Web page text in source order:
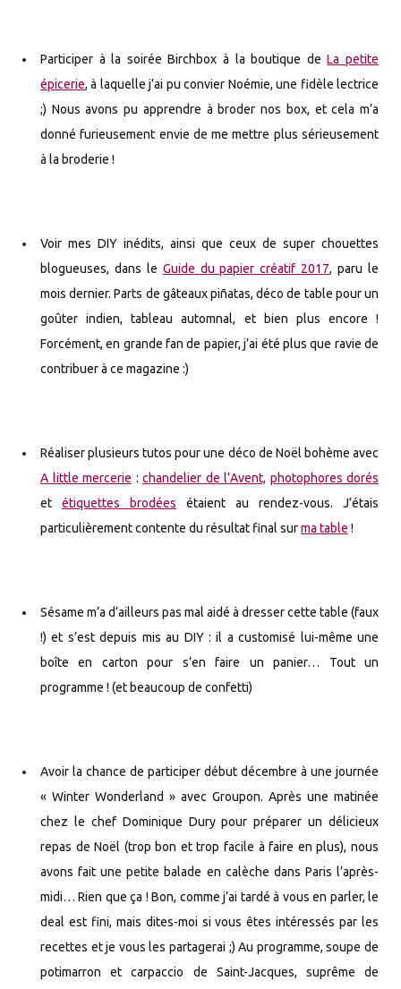
Participer à la soirée Birchbox à la boutique deLa petite
épicerie, à laquelle j’ai pu convier Noémie, une fidèle lectrice
;) Nous avons pu apprendre à broder nos box, et cela m’a
donné furieusement envie de me mettre plus sérieusement
à la broderie !
Voir mes DIY inédits, ainsi que ceux de super chouettes
blogueuses, dans le Guide du papier créatif 2017, paru le
mois dernier. Parts de gâteaux piñatas, déco de table pour un
goûter indien, tableau automnal, et bien plus encore !
Forcément, en grande fan de papier, j’ai été plus que ravie de
contribuer à ce magazine :)
Réaliser plusieurs tutos pour une déco de Noël bohème avec
A little mercerie : chandelier de l’Avent, photophores dorés
et étiquettes brodées étaient au rendez-vous. J’étais
particulièrement contente du résultat final surma table !
Sésame m’a d’ailleurs pas mal aidé à dresser cette table (faux
!) et s’est depuis mis au DIY : il a customisé lui-même une
boîte en carton pour s’en faire un panier… Tout un
programme ! (et beaucoup de confetti)
Avoir la chance de participer début décembre à une journée
« Winter Wonderland » avec Groupon. Après une matinée
chez le chef Dominique Dury pour préparer un délicieux
repas de Noël (trop bon et trop facile à faire en plus), nous
avons fait une petite balade en calèche dans Paris l’après-
midi… Rien que ça ! Bon, comme j’ai tardé à vous en parler, le
deal est fini, mais dites-moi si vous êtes intéressés par les
recettes et je vous les partagerai ;) Au programme, soupe de
potimarron et carpaccio de Saint-Jacques, suprême de